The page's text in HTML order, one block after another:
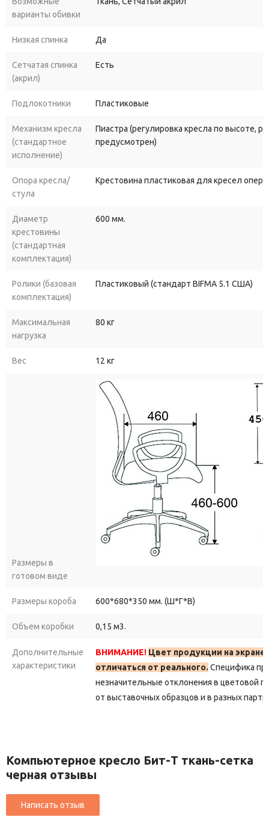
варианты обивки
Низкая спинка Да
Сетчатая спинка
(акрил)
Есть
Подлокотники Пластиковые
Механизм кресла
(стандартное
исполнение)
Пиастра (регулировка кресла по высоте,
предусмотрен)
Опора кресла/
стула
Крестовина пластиковая для кресел
Диаметр
крестовины
(стандартная
комплектация)
600 мм.
Ролики (базовая
комплектация)
Пластиковый (стандарт BIFMA 5.1 США)
Максимальная
нагрузка
80 кг
Вес 12 кг
Размеры в
готовом виде
Размеры короба 600*680*350 мм. (Ш*Г*В)
Объем коробки 0,15 м3.
Дополнительные
характеристики
ВНИМАНИЕ! Цвет продукции на
отличаться от реального. Специфика
незначительные отклонения в цветовой
от выставочных образцов и в разных
Компьютерное кресло Бит-T ткань-сетка
черная отзывы